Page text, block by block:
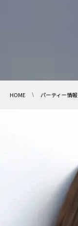
HOME パーティー情報